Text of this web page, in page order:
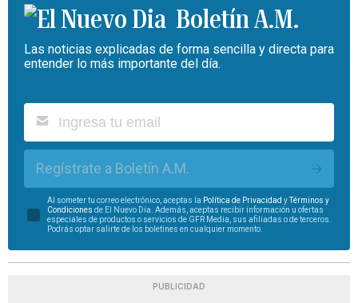
Boletín A.M.
Las noticias explicadas de forma sencilla y directa para
entender lo más importante del día.
Regístrate a Boletín A.M.
Al someter tu correo electrónico, aceptas la Política de Privacidad yTérminos y
Condiciones de El Nuevo Día. Además, aceptas recibir información u ofertas
especiales de productos o servicios de GFR Media, sus afiliadas o de terceros.
Podrás optar salirte de los boletines en cualquier momento.
PUBLICIDAD